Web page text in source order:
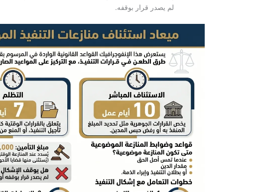
لم يصدر قرار بوقفه.